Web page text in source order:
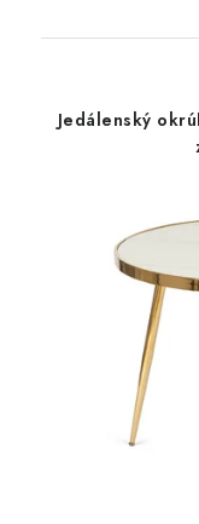
Jedálenský